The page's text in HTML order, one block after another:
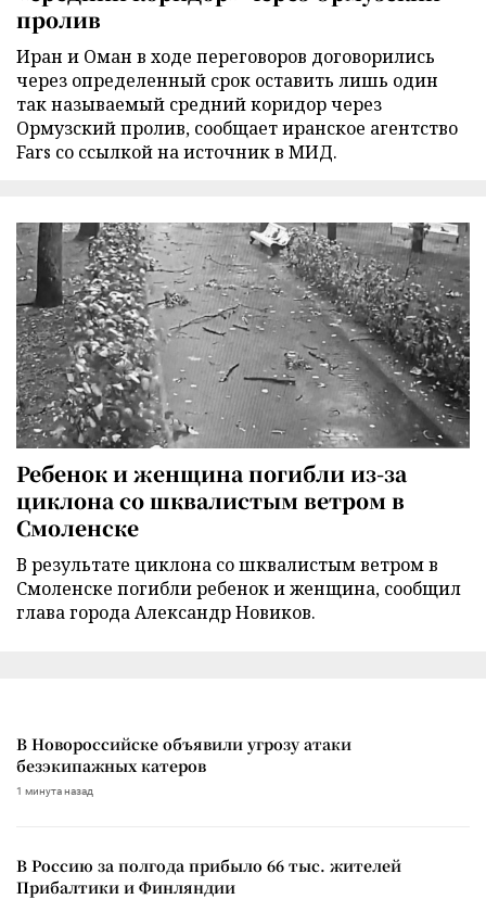
пролив
Иран и Оман в ходе переговоров договорились
через определенный срок оставить лишь один
так называемый средний коридор через
Ормузский пролив, сообщает иранское агентство
Fars со ссылкой на источник в МИД.
Ребенок и женщина погибли из-за
циклона со шквалистым ветром в
Смоленске
В результате циклона со шквалистым ветром в
Смоленске погибли ребенок и женщина, сообщил
глава города Александр Новиков.
В Новороссийске объявили угрозу атаки
безэкипажных катеров
1 минута назад
В Россию за полгода прибыло 66 тыс. жителей
Прибалтики и Финляндии